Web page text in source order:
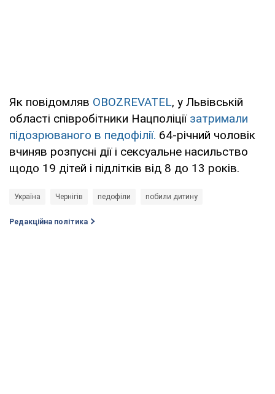
Як повідомляв OBOZREVATEL, у Львівській
області співробітники Нацполіції затримали
підозрюваного в педофілії. 64-річний чоловік
вчиняв розпусні дії і сексуальне насильство
щодо 19 дітей і підлітків від 8 до 13 років.
Україна Чернігів педофiли побили дитину
Редакційна політика